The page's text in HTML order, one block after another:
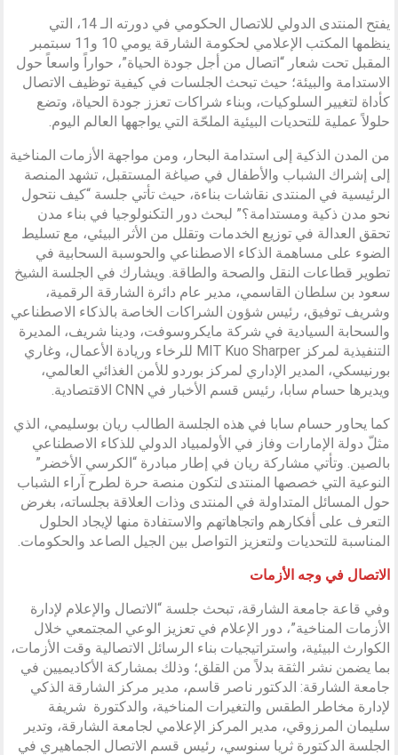
يفتح المنتدى الدولي للاتصال الحكومي في دورته الـ 14، التي
ينظمها المكتب الإعلامي لحكومة الشارقة يومي 10 و11 سبتمبر
المقبل تحت شعار “اتصال من أجل جودة الحياة”، حواراً واسعاً حول
الاستدامة والبيئة؛ حيث تبحث الجلسات في كيفية توظيف الاتصال
كأداة لتغيير السلوكيات، وبناء شراكات تعزز جودة الحياة، وتضع
حلولاً عملية للتحديات البيئية الملحّة التي يواجهها العالم اليوم.
من المدن الذكية إلى استدامة البحار، ومن مواجهة الأزمات المناخية
إلى إشراك الشباب والأطفال في صياغة المستقبل، تشهد المنصة
الرئيسية في المنتدى نقاشات بناءة، حيث تأتي جلسة “كيف نتحول
نحو مدن ذكية ومستدامة؟” لبحث دور التكنولوجيا في بناء مدن
تحقق العدالة في توزيع الخدمات وتقلل من الأثر البيئي، مع تسليط
الضوء على مساهمة الذكاء الاصطناعي والحوسبة السحابية في
تطوير قطاعات النقل والصحة والطاقة. ويشارك في الجلسة الشيخ
سعود بن سلطان القاسمي، مدير عام دائرة الشارقة الرقمية،
وشريف توفيق، رئيس شؤون الشراكات الخاصة بالذكاء الاصطناعي
والسحابة السيادية في شركة مايكروسوفت، ودينا شريف، المديرة
التنفيذية لمركز MIT Kuo Sharper للرخاء وريادة الأعمال، وغاري
بورنيسكي، المدير الإداري لمركز بوردو للأمن الغذائي العالمي،
ويديرها حسام سابا، رئيس قسم الأخبار في CNN الاقتصادية.
كما يحاور حسام سابا في هذه الجلسة الطالب ريان بوسليمي، الذي
مثلّ دولة الإمارات وفاز في الأولمبياد الدولي للذكاء الاصطناعي
بالصين. وتأتي مشاركة ريان في إطار مبادرة “الكرسي الأخضر”
النوعية التي خصصها المنتدى لتكون منصة حرة لطرح آراء الشباب
حول المسائل المتداولة في المنتدى وذات العلاقة بجلساته، بغرض
التعرف على أفكارهم واتجاهاتهم والاستفادة منها لإيجاد الحلول
المناسبة للتحديات ولتعزيز التواصل بين الجيل الصاعد والحكومات.
الاتصال في وجه الأزمات
وفي قاعة جامعة الشارقة، تبحث جلسة “الاتصال والإعلام لإدارة
الأزمات المناخية”، دور الإعلام في تعزيز الوعي المجتمعي خلال
الكوارث البيئية، واستراتيجيات بناء الرسائل الاتصالية وقت الأزمات،
بما يضمن نشر الثقة بدلاً من القلق؛ وذلك بمشاركة الأكاديميين في
جامعة الشارقة: الدكتور ناصر قاسم، مدير مركز الشارقة الذكي
لإدارة مخاطر الطقس والتغيرات المناخية، والدكتورة شريفة
سليمان المرزوقي، مدير المركز الإعلامي لجامعة الشارقة، وتدير
الجلسة الدكتورة ثريا سنوسي، رئيس قسم الاتصال الجماهيري في